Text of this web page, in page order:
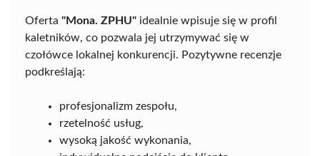
Oferta "Mona. ZPHU" idealnie wpisuje się w profil
kaletników, co pozwala jej utrzymywać się w
czołówce lokalnej konkurencji. Pozytywne recenzje
podkreślają:
profesjonalizm zespołu,
rzetelność usług,
wysoką jakość wykonania,